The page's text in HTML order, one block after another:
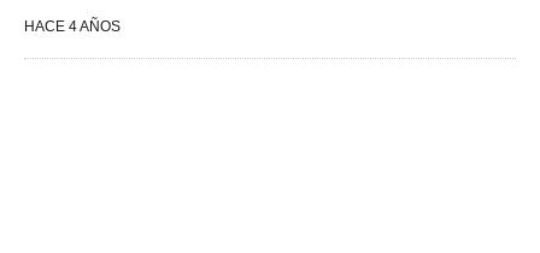
HACE 4 AÑOS